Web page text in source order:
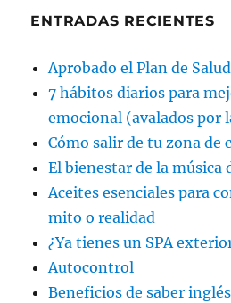
ENTRADAS RECIENTES
Aprobado el Plan de
7 hábitos diarios para
emocional (avalados por
Cómo salir de tu zona de
El bienestar de la música
Aceites esenciales para
mito o realidad
¿Ya tienes un SPA
Autocontrol
Beneficios de saber inglés